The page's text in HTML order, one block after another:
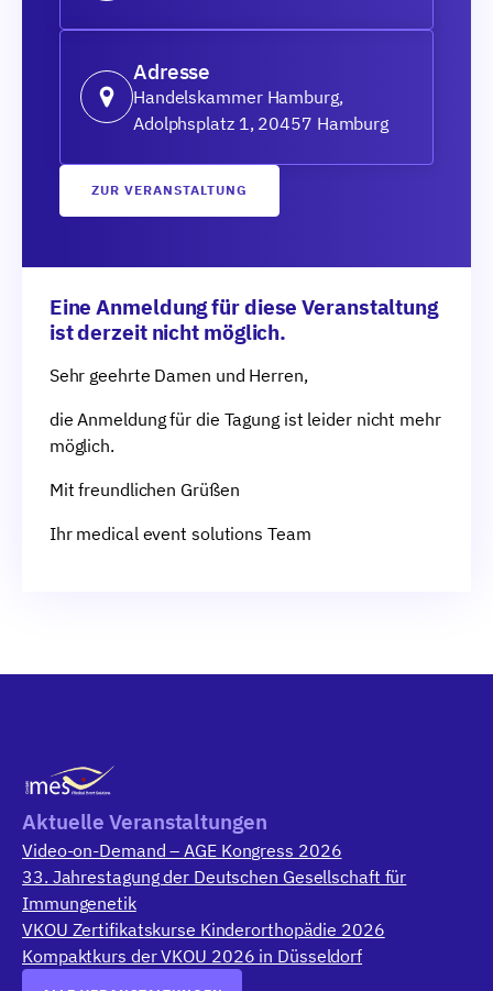
Adresse
Handelskammer Hamburg,
Adolphsplatz 1, 20457 Hamburg
ZUR VERANSTALTUNG
Eine Anmeldung für diese Veranstaltung
ist derzeit nicht möglich.
Sehr geehrte Damen und Herren,
die Anmeldung für die Tagung ist leider nicht mehr
möglich.
Mit freundlichen Grüßen
Ihr medical event solutions Team
Aktuelle Veranstaltungen
Video-on-Demand – AGE Kongress 2026
33. Jahrestagung der Deutschen Gesellschaft für
Immungenetik
VKOU Zertifikatskurse Kinderorthopädie 2026
Kompaktkurs der VKOU 2026 in Düsseldorf